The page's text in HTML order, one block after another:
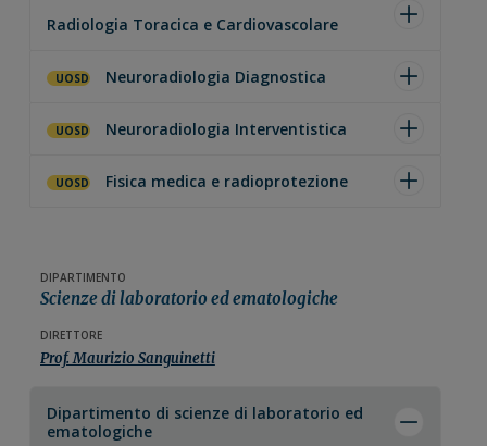
Radiologia Toracica e Cardiovascolare
UOSD Neuroradiologia Diagnostica
UOSD Neuroradiologia Interventistica
UOSD Fisica medica e radioprotezione
DIPARTIMENTO
Scienze di laboratorio ed ematologiche
DIRETTORE
Prof. Maurizio Sanguinetti
Dipartimento di scienze di laboratorio ed
ematologiche